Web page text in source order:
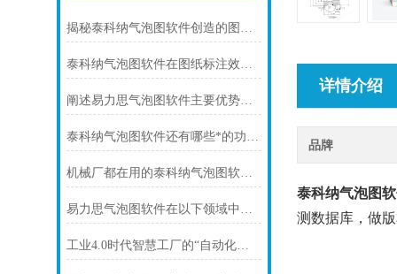
揭秘泰科纳气泡图软件创造的图纸标注效率奇迹！
泰科纳气泡图软件在图纸标注效率及质量管控流程中的应用
阐述易力思气泡图软件主要优势及应用场景
泰科纳气泡图软件还有哪些*的功能？
机械厂都在用的泰科纳气泡图软件，标尺寸效率狂升 50 倍
易力思气泡图软件在以下领域中的用途
工业4.0时代智慧工厂的“自动化螺纹测量利器“
详情介绍
品牌
泰科纳气泡图
测数据库，做